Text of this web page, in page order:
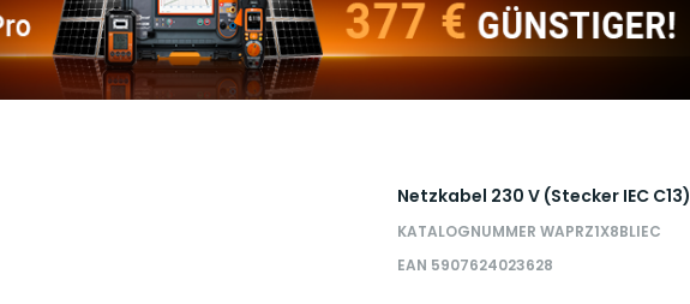
Netzkabel 230 V (Stecker IEC C13)
KATALOGNUMMER WAPRZ1X8BLIEC
EAN 5907624023628